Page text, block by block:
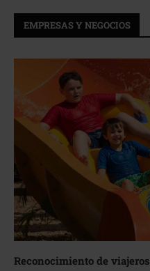
EMPRESAS Y NEGOCIOS
Reconocimiento de viajeros